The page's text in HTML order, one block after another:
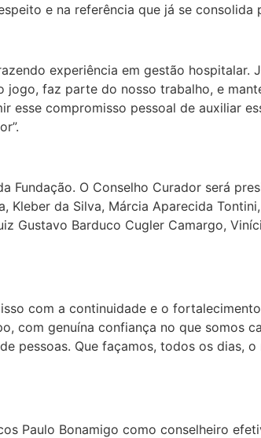
e na referência que já se consolida
experiência em gestão hospitalar.
faz parte do nosso trabalho, e
esse compromisso pessoal de auxiliar
O Conselho Curador será
Kleber da Silva, Márcia Aparecida
Gustavo Barduco Cugler Camargo,
com a continuidade e o
com genuína confiança no que somos
pessoas. Que façamos, todos os dias,
Paulo Bonamigo como conselheiro